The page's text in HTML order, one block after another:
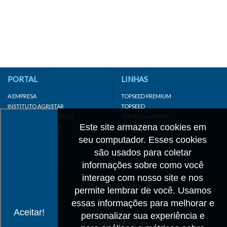
Aceitar!
Este site armazena cookies em
seu computador. Esses cookies
são usados para coletar
informações sobre como você
interage com nosso site e nos
permite lembrar de você. Usamos
essas informações para melhorar e
personalizar sua experiência e
PORTAL
A EMPRESA
INSTITUTO AGRISTAR
DISTRIBUIDOR/REVENDA
LINKS IMPORTANTES
LINHAS
TOPSEED PREMIUM
TOPSEED
TOPSEED GARDEN
SUPERSEED
ATENDIMENTO